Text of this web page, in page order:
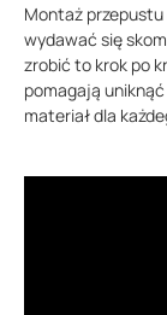
Montaż przepustu
wydawać się
zrobić to krok po
pomagają
materiał dla